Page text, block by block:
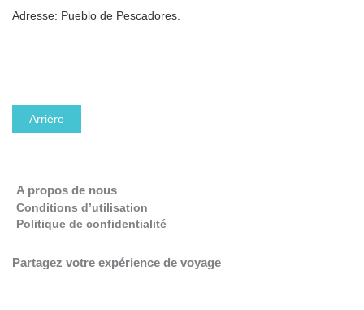
Adresse: Pueblo de Pescadores.
Do you own this website?
Arrière
A propos de nous
Conditions d’utilisation
Politique de confidentialité
Partagez votre expérience de voyage